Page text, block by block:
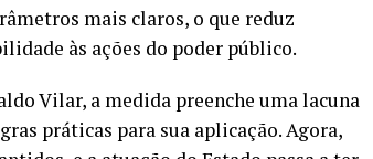
mais claros, o que reduz
às ações do poder público.
Vilar, a medida preenche uma lacuna
práticas para sua aplicação. Agora,